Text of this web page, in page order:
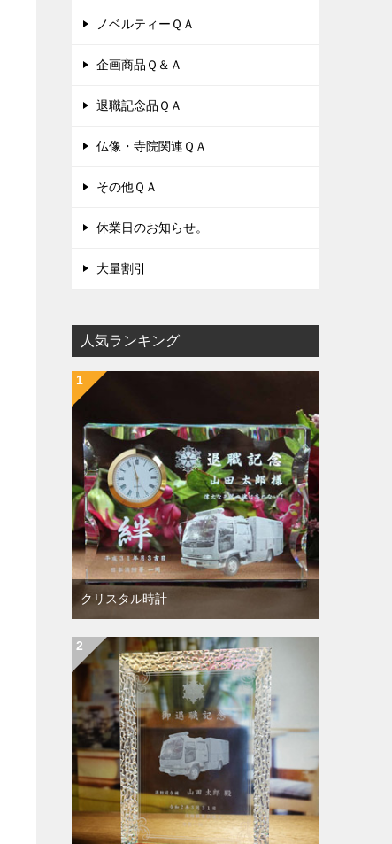
ノベルティーＱＡ
企画商品Ｑ＆Ａ
退職記念品ＱＡ
仏像・寺院関連ＱＡ
その他ＱＡ
休業日のお知らせ。
大量割引
人気ランキング
クリスタル時計